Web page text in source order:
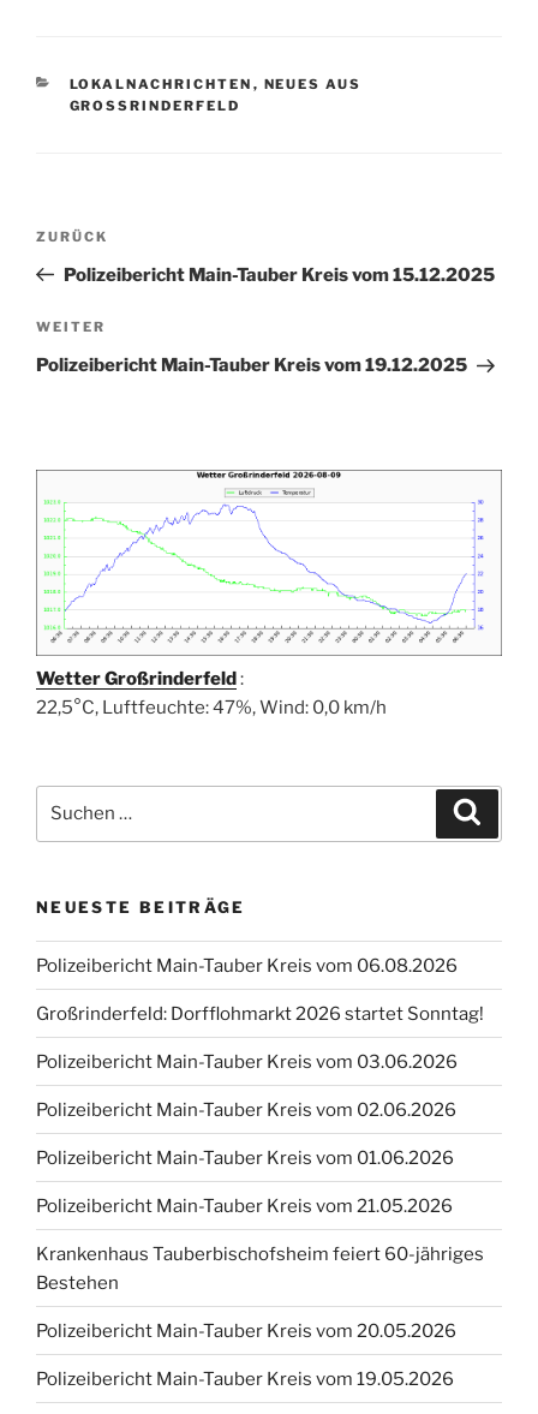
KATEGORIEN
LOKALNACHRICHTEN , NEUES AUS
GROSSRINDERFELD
Beitragsnavigation
Vorheriger
Beitrag
ZURÜCK
Polizeibericht Main-Tauber Kreis vom 15.12.2025
Nächster
Beitrag
WEITER
Polizeibericht Main-Tauber Kreis vom 19.12.2025
Wetter Großrinderfeld :
22,5°C, Luftfeuchte: 47%, Wind: 0,0 km/h
nach:
NEUESTE BEITRÄGE
Polizeibericht Main-Tauber Kreis vom 06.08.2026
Großrinderfeld: Dorfflohmarkt 2026 startet Sonntag!
Polizeibericht Main-Tauber Kreis vom 03.06.2026
Polizeibericht Main-Tauber Kreis vom 02.06.2026
Polizeibericht Main-Tauber Kreis vom 01.06.2026
Polizeibericht Main-Tauber Kreis vom 21.05.2026
Krankenhaus Tauberbischofsheim feiert 60-jähriges
Bestehen
Polizeibericht Main-Tauber Kreis vom 20.05.2026
Polizeibericht Main-Tauber Kreis vom 19.05.2026